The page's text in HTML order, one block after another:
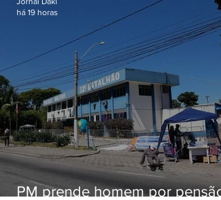
PM prende homem por pensão
há 19 horas